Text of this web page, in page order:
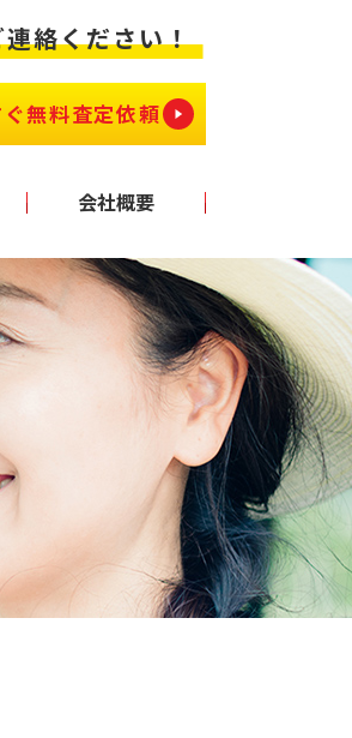
絡ください！
無料査定依頼！
会社概要